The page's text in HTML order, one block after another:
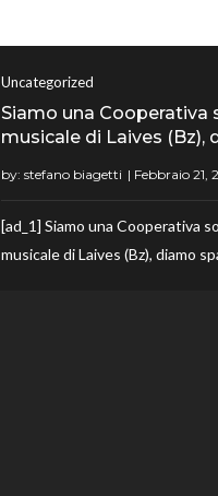
Uncategorized
Siamo una Cooperativa
musicale di Laives (Bz),
by: stefano biagetti
[ad_1] Siamo una Cooperativa
musicale di Laives (Bz), diamo